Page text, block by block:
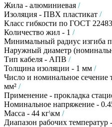
Жила - алюминиевая /
Изоляция - ПВХ пластикат /
Класс гибкости по ГОСТ
Количество жил - 1 /
Минимальный радиус изгиба
Наружный диаметр
Тип кабеля - АПВ /
Толщина изоляции - 1 мм /
Число и номинальное
мм² /
Применение - прокладка
Номинальное напряжение -
Масса - 44 кг\км /
Диапазон рабочих температур